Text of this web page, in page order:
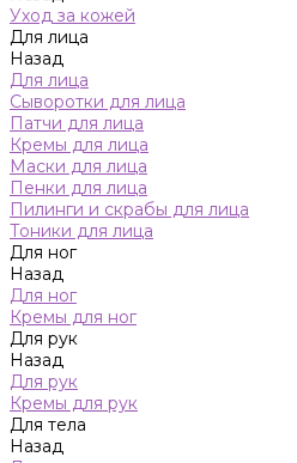
Уход за кожей
Для лица
Назад
Для лица
Сыворотки для лица
Патчи для лица
Кремы для лица
Маски для лица
Пенки для лица
Пилинги и скрабы для лица
Тоники для лица
Для ног
Назад
Для ног
Кремы для ног
Для рук
Назад
Для рук
Кремы для рук
Для тела
Назад